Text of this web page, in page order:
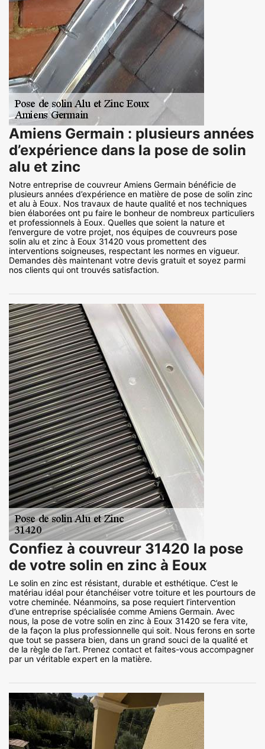
Amiens Germain : plusieurs années
d’expérience dans la pose de solin
alu et zinc
Notre entreprise de couvreur Amiens Germain bénéficie de
plusieurs années d’expérience en matière de pose de solin zinc
et alu à Eoux. Nos travaux de haute qualité et nos techniques
bien élaborées ont pu faire le bonheur de nombreux particuliers
et professionnels à Eoux. Quelles que soient la nature et
l’envergure de votre projet, nos équipes de couvreurs pose
solin alu et zinc à Eoux 31420 vous promettent des
interventions soigneuses, respectant les normes en vigueur.
Demandes dès maintenant votre devis gratuit et soyez parmi
nos clients qui ont trouvés satisfaction.
Confiez à couvreur 31420 la pose
de votre solin en zinc à Eoux
Le solin en zinc est résistant, durable et esthétique. C’est le
matériau idéal pour étanchéiser votre toiture et les pourtours de
votre cheminée. Néanmoins, sa pose requiert l’intervention
d’une entreprise spécialisée comme Amiens Germain. Avec
nous, la pose de votre solin en zinc à Eoux 31420 se fera vite,
de la façon la plus professionnelle qui soit. Nous ferons en sorte
que tout se passera bien, dans un grand souci de la qualité et
de la règle de l’art. Prenez contact et faites-vous accompagner
par un véritable expert en la matière.